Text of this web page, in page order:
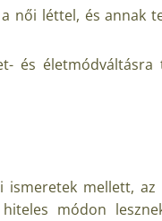
léttel, és annak
és
mellett,
módon